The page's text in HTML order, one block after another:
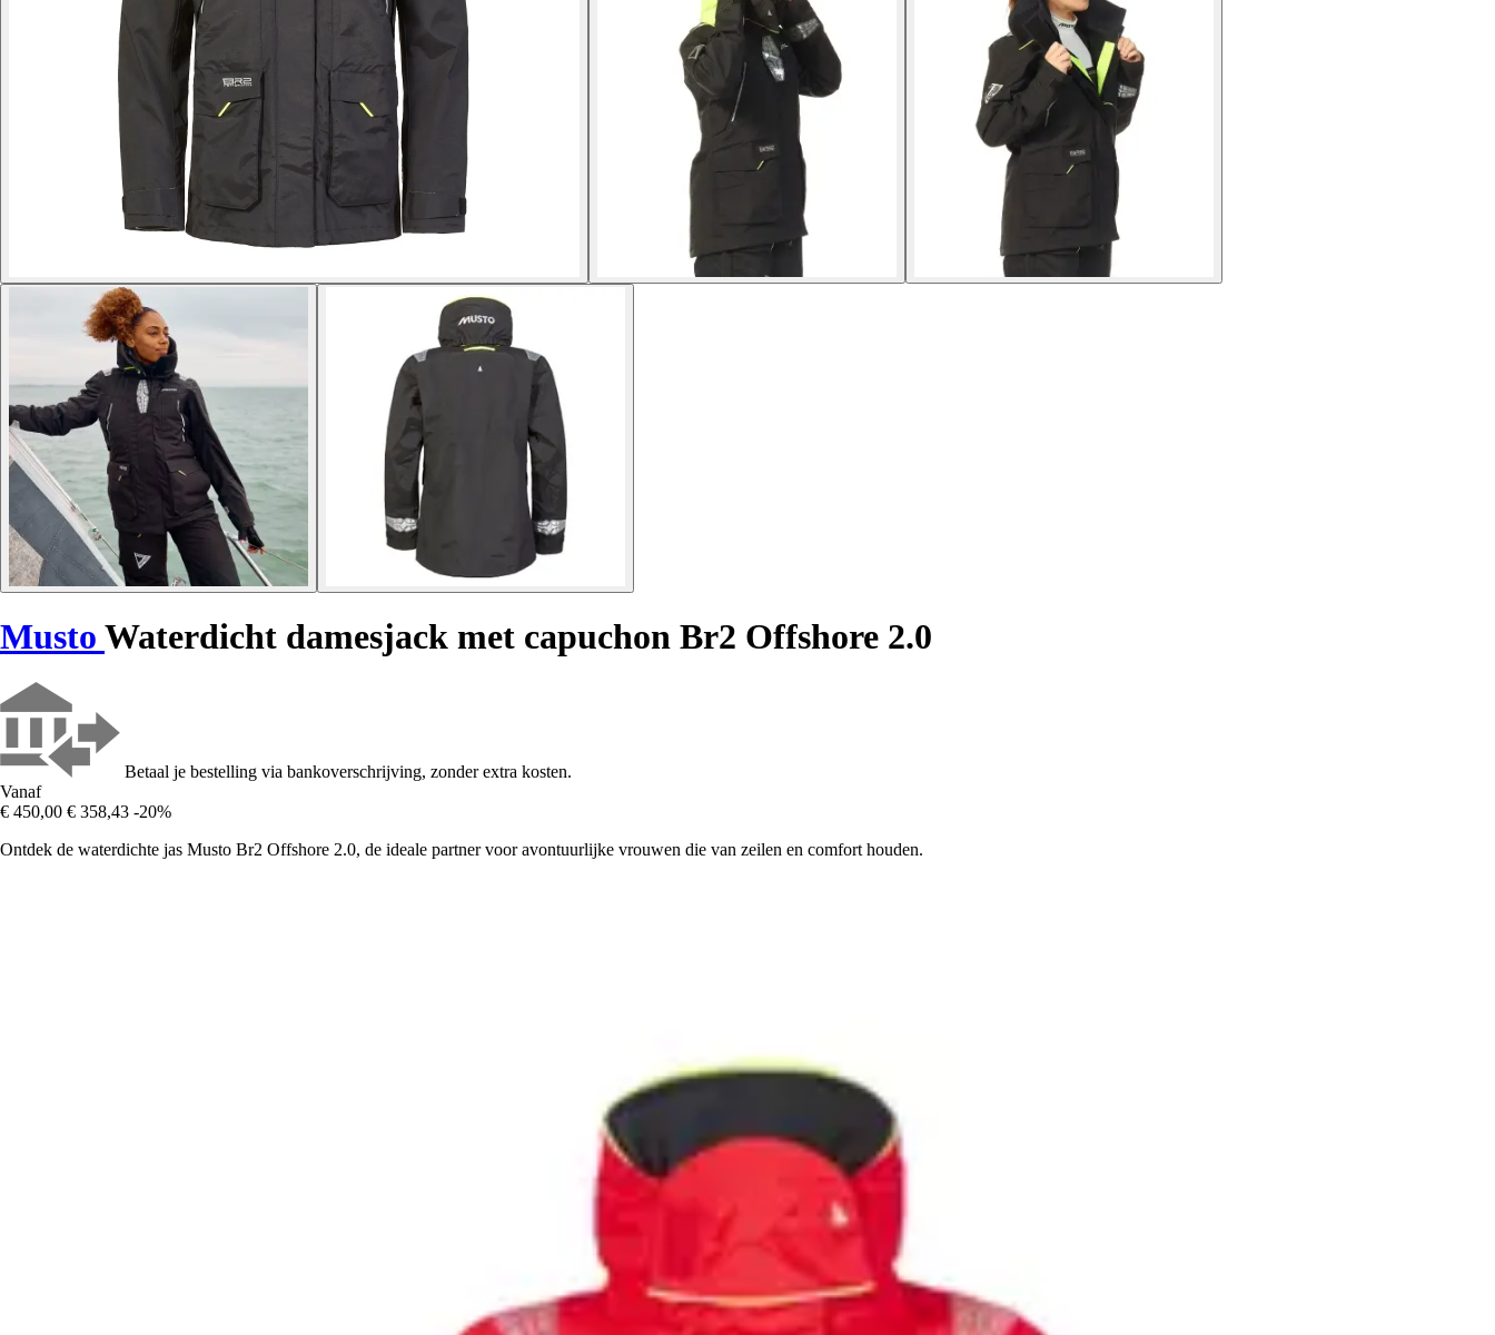
Musto Waterdicht damesjack met capuchon Br2 Offshore 2.0
Betaal je bestelling via bankoverschrijving, zonder extra kosten.
Vanaf
€ 450,00 € 358,43 -20%
Ontdek de waterdichte jas Musto Br2 Offshore 2.0, de ideale partner voor avontuurlijke vrouwen die van zeilen en comfort houden.